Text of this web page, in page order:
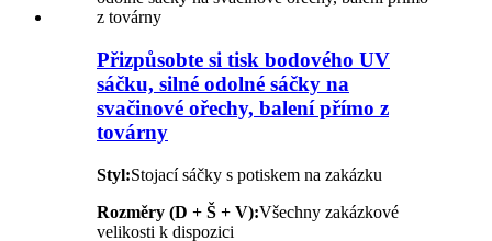
Přizpůsobte si tisk bodového UV
sáčku, silné odolné sáčky na
svačinové ořechy, balení přímo z
továrny
Styl:Stojací sáčky s potiskem na zakázku
Rozměry (D + Š + V):Všechny zakázkové
velikosti k dispozici